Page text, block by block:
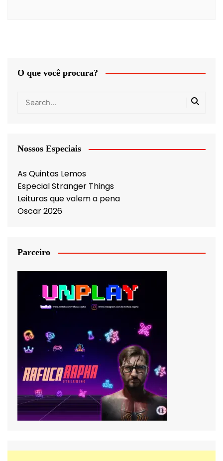
O que você procura?
Nossos Especiais
As Quintas Lemos
Especial Stranger Things
Leituras que valem a pena
Oscar 2026
Parceiro